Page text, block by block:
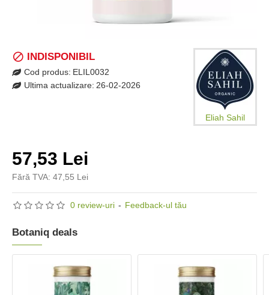
0 review-uri - Feedback-ul tău
57,53 Lei
Fără TVA: 47,55 Lei
INDISPONIBIL
Cod produs: ELIL0032
Ultima actualizare: 26-02-2026
Eliah Sahil
Botaniq deals